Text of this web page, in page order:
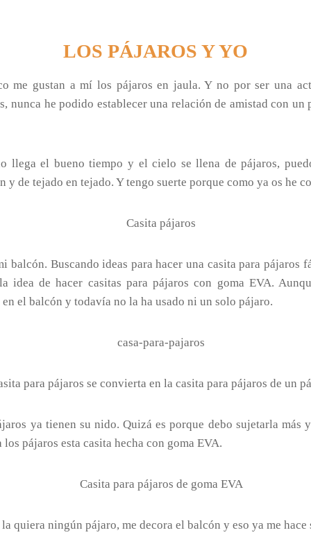
LOS PÁJAROS Y YO
me gustan a mí los pájaros en jaula. Y no por ser una
nunca he podido establecer una relación de amistad con
llega el bueno tiempo y el cielo se llena de pájaros,
de tejado en tejado. Y tengo suerte porque como ya os he
balcón. Buscando ideas para hacer una casita para
de hacer casitas para pájaros con goma EVA.
el balcón y todavía no la ha usado ni un solo pájaro.
para pájaros se convierta en la casita para pájaros de un
ya tienen su nido. Quizá es porque debo sujetarla más
pájaros esta casita hecha con goma EVA.
quiera ningún pájaro, me decora el balcón y eso ya me